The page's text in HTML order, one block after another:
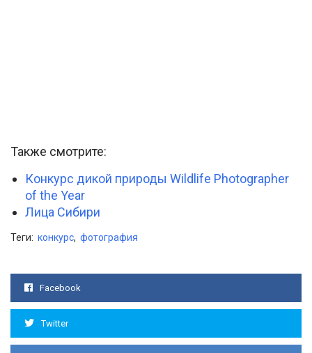
Также смотрите:
Конкурс дикой природы Wildlife Photographer
of the Year
Лица Сибири
Теги: конкурс, фотография
Facebook
Twitter